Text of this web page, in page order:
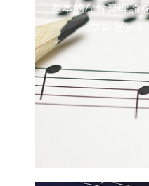
基本的な音楽理論
プレゼン